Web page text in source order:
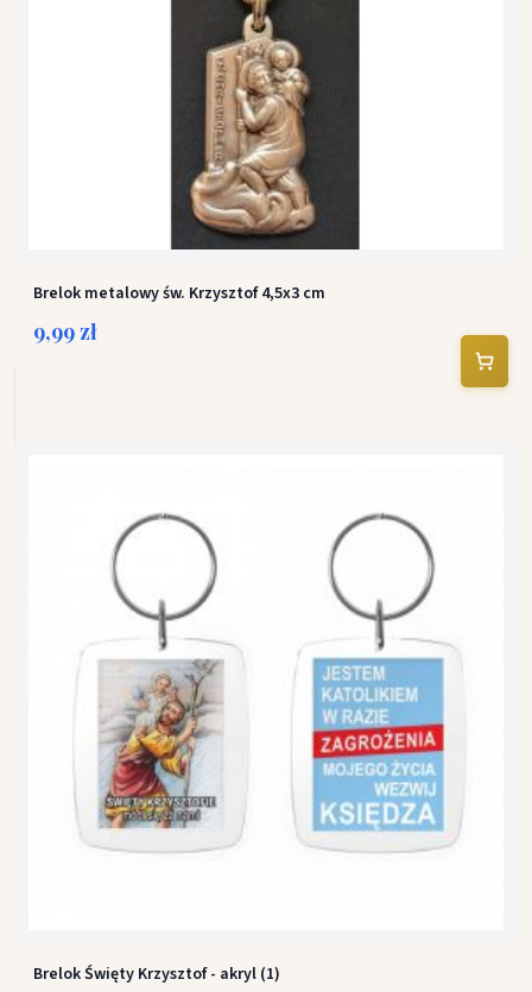
Brelok metalowy św. Krzysztof 4,5x3 cm
9,99 zł
Brelok Święty Krzysztof - akryl (1)